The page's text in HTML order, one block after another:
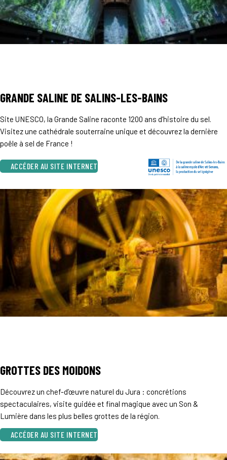
GRANDE SALINE DE SALINS-LES-BAINS
Site UNESCO, la Grande Saline raconte 1200 ans d’histoire du sel.
Visitez une cathédrale souterraine unique et découvrez la dernière
poêle à sel de France !
ACCÉDER AU SITE INTERNET
GROTTES DES MOIDONS
Découvrez un chef-d’œuvre naturel du Jura : concrétions
spectaculaires, visite guidée et final magique avec un Son &
Lumière dans les plus belles grottes de la région.
ACCÉDER AU SITE INTERNET